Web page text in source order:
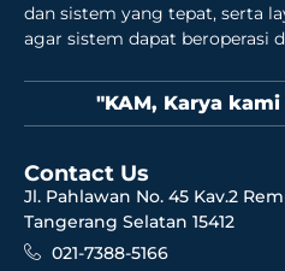
dan sistem yang tepat, serta
agar sistem dapat beroperasi
"KAM, Karya
Contact Us
Jl. Pahlawan No. 45 Kav.2
Tangerang Selatan 15412
021-7388-5166